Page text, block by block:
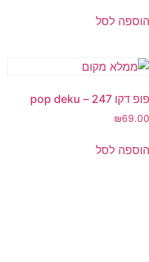
הוספה לסל
פופ דקו 247 – pop deku
₪69.00
הוספה לסל